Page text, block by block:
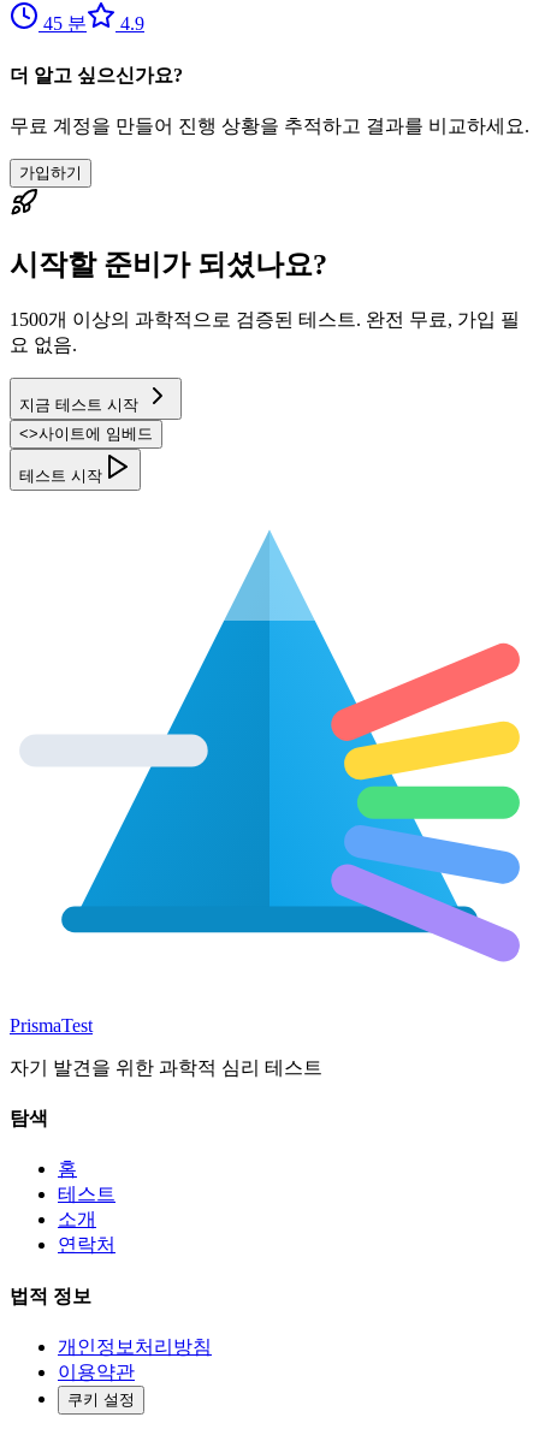
45 분 4.9
더 알고 싶으신가요?
무료 계정을 만들어 진행 상황을 추적하고 결과를 비교하세요.
가입하기
시작할 준비가 되셨나요?
1500개 이상의 과학적으로 검증된 테스트. 완전 무료, 가입 필
요 없음.
지금 테스트 시작
<>사이트에 임베드
테스트 시작
PrismaTest
자기 발견을 위한 과학적 심리 테스트
탐색
홈
테스트
소개
연락처
법적 정보
개인정보처리방침
이용약관
쿠키 설정